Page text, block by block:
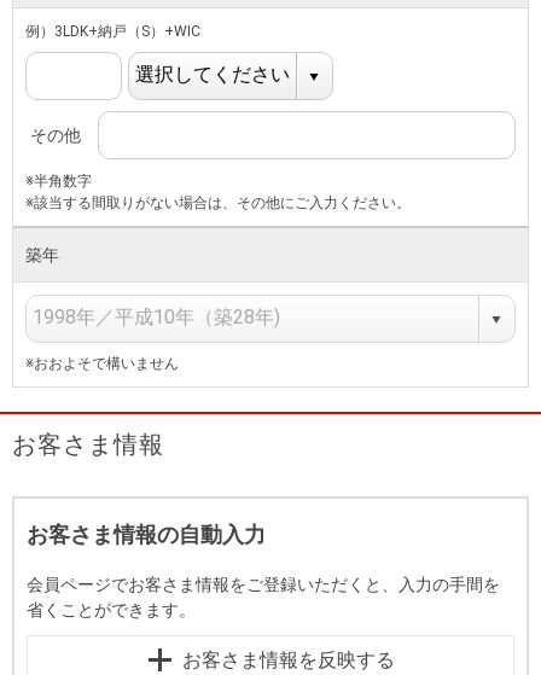
例）3LDK+納戸（S）+WIC
その他
※半角数字
※該当する間取りがない場合は、その他にご入力ください。
築年
※おおよそで構いません
お客さま情報
お客さま情報の自動入力
会員ページでお客さま情報をご登録いただくと、入力の手間を
省くことができます。
お客さま情報を反映する